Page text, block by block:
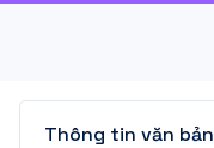
Thông tin văn bản